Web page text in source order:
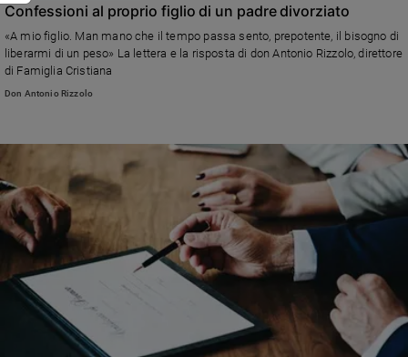
Confessioni al proprio figlio di un padre divorziato
«A mio figlio. Man mano che il tempo passa sento, prepotente, il bisogno di
liberarmi di un peso» La lettera e la risposta di don Antonio Rizzolo, direttore
di Famiglia Cristiana
Don Antonio Rizzolo